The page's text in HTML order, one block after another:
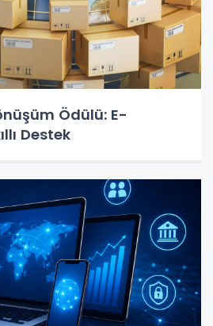
Ödülü: E-
Destek